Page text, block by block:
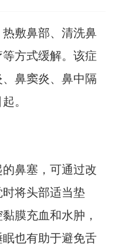
敷鼻部、清洗鼻
方式缓解。该症
鼻窦炎、鼻中隔
。
鼻塞，可通过改
将头部适当垫
膜充血和水肿，
也有助于避免舌